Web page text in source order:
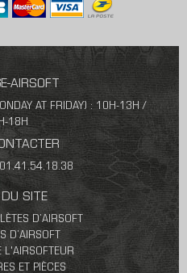
AIRSOFT
AT FRIDAY) : 10H-13H /
18H
01.41.54.18.38
SITE
D’AIRSOFT
D’AIRSOFT
L'AIRSOFTEUR
ET PIÈCES